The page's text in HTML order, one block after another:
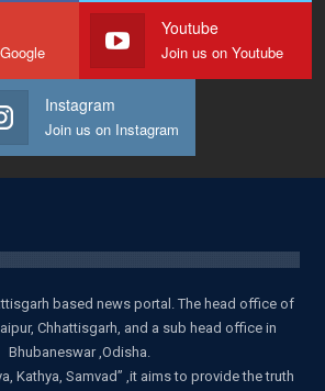
Youtube
Join us on Youtube
Instagram
Join us on Instagram
based news portal. The head office of
Chhattisgarh, and a sub head office in
Bhubaneswar ,Odisha.
Kathya, Samvad” ,it aims to provide the truth